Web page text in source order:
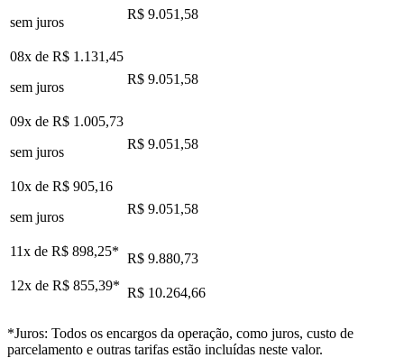
sem juros
R$ 9.051,58
08x de R$ 1.131,45
sem juros
R$ 9.051,58
09x de R$ 1.005,73
sem juros
R$ 9.051,58
10x de R$ 905,16
sem juros
R$ 9.051,58
11x de R$ 898,25* R$ 9.880,73
12x de R$ 855,39* R$ 10.264,66
*Juros: Todos os encargos da operação, como juros, custo de
parcelamento e outras tarifas estão incluídas neste valor.